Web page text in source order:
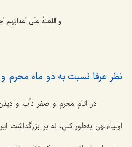
و اللعنةُ علَی أعدائِهم
نظر عرفا نسبت به دو ماه محرم
در ایّام محرم و صفر دأب و دِیدَن
اولیاءالهی به‌طور کلی، نه بر